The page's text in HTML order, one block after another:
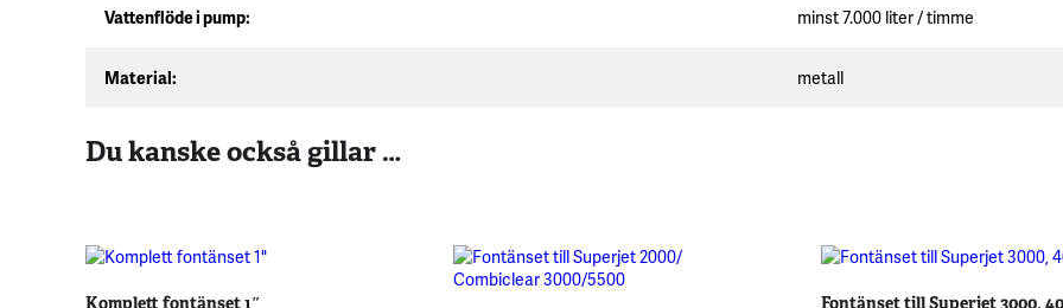
Vattenflöde i pump: minst 7.000 liter / timme
Material: metall
Du kanske också gillar …
Komplett fontänset 1″ Fontänset till Superjet 3000,